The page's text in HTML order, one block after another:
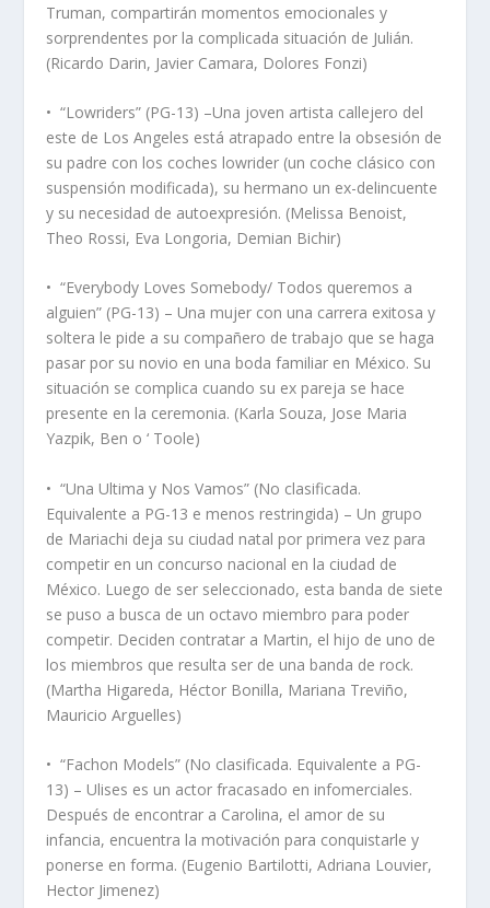
Truman, compartirán momentos emocionales y
sorprendentes por la complicada situación de Julián.
(Ricardo Darin, Javier Camara, Dolores Fonzi)
• “Lowriders” (PG-13) –Una joven artista callejero del
este de Los Angeles está atrapado entre la obsesión de
su padre con los coches lowrider (un coche clásico con
suspensión modificada), su hermano un ex-delincuente
y su necesidad de autoexpresión. (Melissa Benoist,
Theo Rossi, Eva Longoria, Demian Bichir)
• “Everybody Loves Somebody/ Todos queremos a
alguien” (PG-13) – Una mujer con una carrera exitosa y
soltera le pide a su compañero de trabajo que se haga
pasar por su novio en una boda familiar en México. Su
situación se complica cuando su ex pareja se hace
presente en la ceremonia. (Karla Souza, Jose Maria
Yazpik, Ben o ‘ Toole)
• “Una Ultima y Nos Vamos” (No clasificada.
Equivalente a PG-13 e menos restringida) – Un grupo
de Mariachi deja su ciudad natal por primera vez para
competir en un concurso nacional en la ciudad de
México. Luego de ser seleccionado, esta banda de siete
se puso a busca de un octavo miembro para poder
competir. Deciden contratar a Martin, el hijo de uno de
los miembros que resulta ser de una banda de rock.
(Martha Higareda, Héctor Bonilla, Mariana Treviño,
Mauricio Arguelles)
• “Fachon Models” (No clasificada. Equivalente a PG-
13) – Ulises es un actor fracasado en infomerciales.
Después de encontrar a Carolina, el amor de su
infancia, encuentra la motivación para conquistarle y
ponerse en forma. (Eugenio Bartilotti, Adriana Louvier,
Hector Jimenez)